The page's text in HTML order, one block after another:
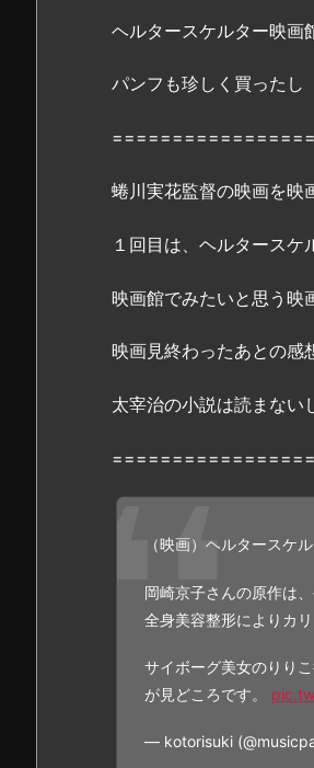
ケ
タ
無
フ
動
は
a
l
m
n、
Y
ヘルタースケルター映画
パンフも珍しく買ったし
蜷川実花監督の映画を映
１回目は、ヘルタースケ
映画館でみたいと思う映
映画見終わったあとの感
太宰治の小説は読まない
（映画）ヘルタースケ
岡崎京子さんの原作は
全身美容整形によりカ
サイボーグ美女のりり
が見どころです。
— kotorisuki